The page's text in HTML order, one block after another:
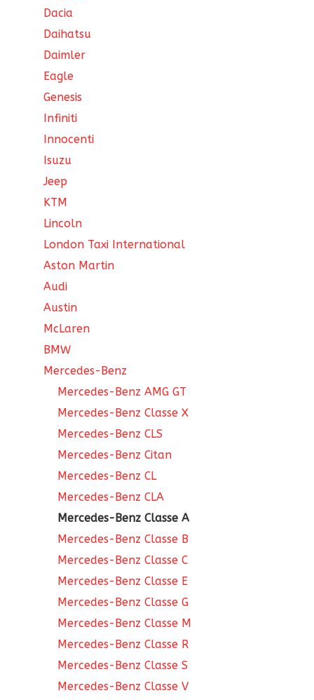
Dacia
Daihatsu
Daimler
Eagle
Genesis
Infiniti
Innocenti
Isuzu
Jeep
KTM
Lincoln
London Taxi International
Aston Martin
Audi
Austin
McLaren
BMW
Mercedes-Benz
Mercedes-Benz AMG GT
Mercedes-Benz Classe X
Mercedes-Benz CLS
Mercedes-Benz Citan
Mercedes-Benz CL
Mercedes-Benz CLA
Mercedes-Benz Classe A
Mercedes-Benz Classe B
Mercedes-Benz Classe C
Mercedes-Benz Classe E
Mercedes-Benz Classe G
Mercedes-Benz Classe M
Mercedes-Benz Classe R
Mercedes-Benz Classe S
Mercedes-Benz Classe V